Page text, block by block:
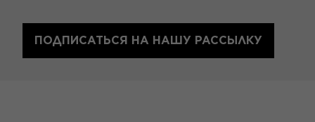
ПОДПИСАТЬСЯ НА НАШУ РАССЫЛКУ